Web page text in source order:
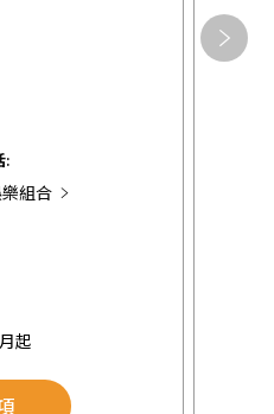
:
組合
起
關閉